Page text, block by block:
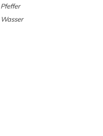
Pfeffer
Wasser